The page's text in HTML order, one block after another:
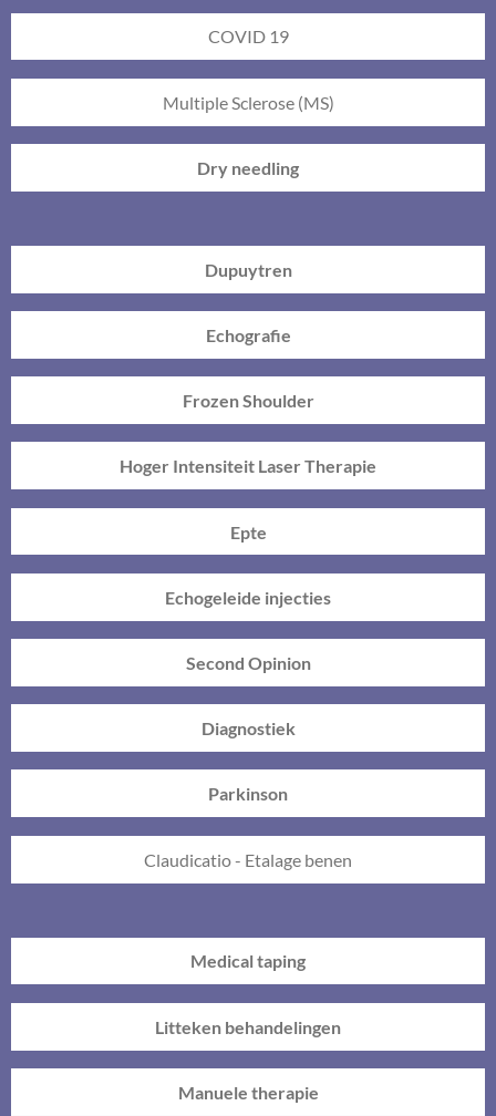
COVID 19
Multiple Sclerose (MS)
Dry needling
Dupuytren
Echografie
Frozen Shoulder
Hoger Intensiteit Laser Therapie
Epte
Echogeleide injecties
Second Opinion
Diagnostiek
Parkinson
Claudicatio - Etalage benen
Medical taping
Litteken behandelingen
Manuele therapie